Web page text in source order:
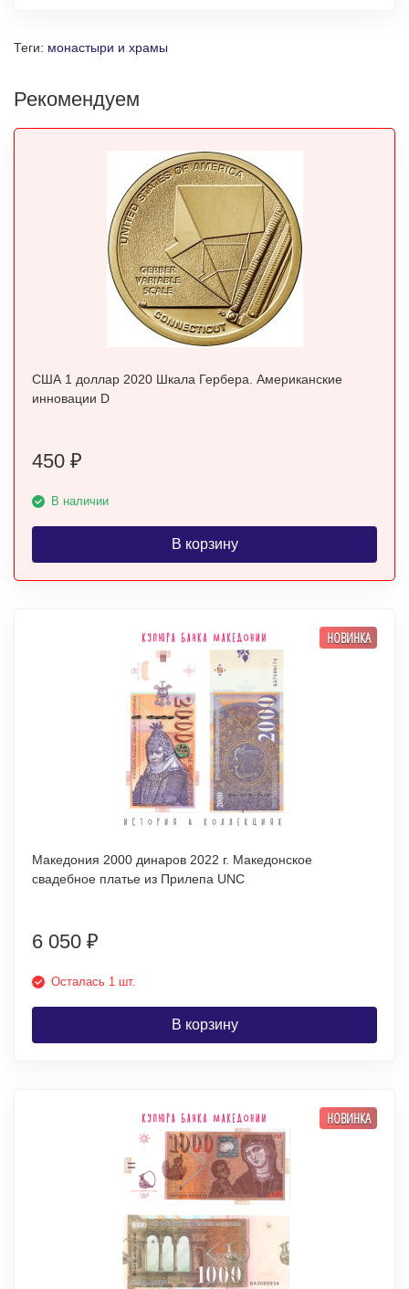
Теги: монастыри и храмы
Рекомендуем
США 1 доллар 2020 Шкала Гербера. Американские
инновации D
450 ₽
В наличии
В корзину
НОВИНКА
Македония 2000 динаров 2022 г. Македонское
свадебное платье из Прилепа UNC
6 050 ₽
Осталась 1 шт.
В корзину
НОВИНКА